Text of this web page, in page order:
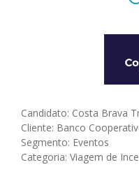
Candidato: Costa Brava
Cliente: Banco
Segmento: Eventos
Categoria: Viagem de